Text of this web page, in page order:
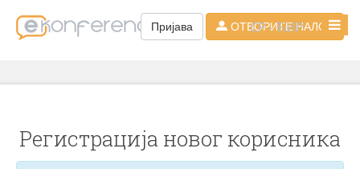
Пријава ОТВОРИТЕ НАЛОГ
СР - ЋИР
Регистрација новог корисника